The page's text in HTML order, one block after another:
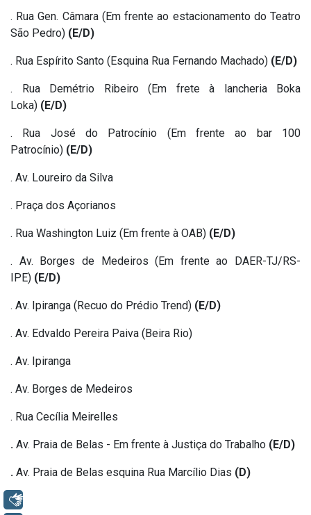
. Rua Gen. Câmara (Em frente ao estacionamento do Teatro
São Pedro) (E/D)
. Rua Espírito Santo (Esquina Rua Fernando Machado) (E/D)
. Rua Demétrio Ribeiro (Em frete à lancheria Boka
Loka) (E/D)
. Rua José do Patrocínio (Em frente ao bar 100
Patrocínio) (E/D)
. Av. Loureiro da Silva
. Praça dos Açorianos
. Rua Washington Luiz (Em frente à OAB) (E/D)
. Av. Borges de Medeiros (Em frente ao DAER-TJ/RS-
IPE) (E/D)
. Av. Ipiranga (Recuo do Prédio Trend) (E/D)
. Av. Edvaldo Pereira Paiva (Beira Rio)
. Av. Ipiranga
. Av. Borges de Medeiros
. Rua Cecília Meirelles
. Av. Praia de Belas - Em frente à Justiça do Trabalho (E/D)
. Av. Praia de Belas esquina Rua Marcílio Dias (D)